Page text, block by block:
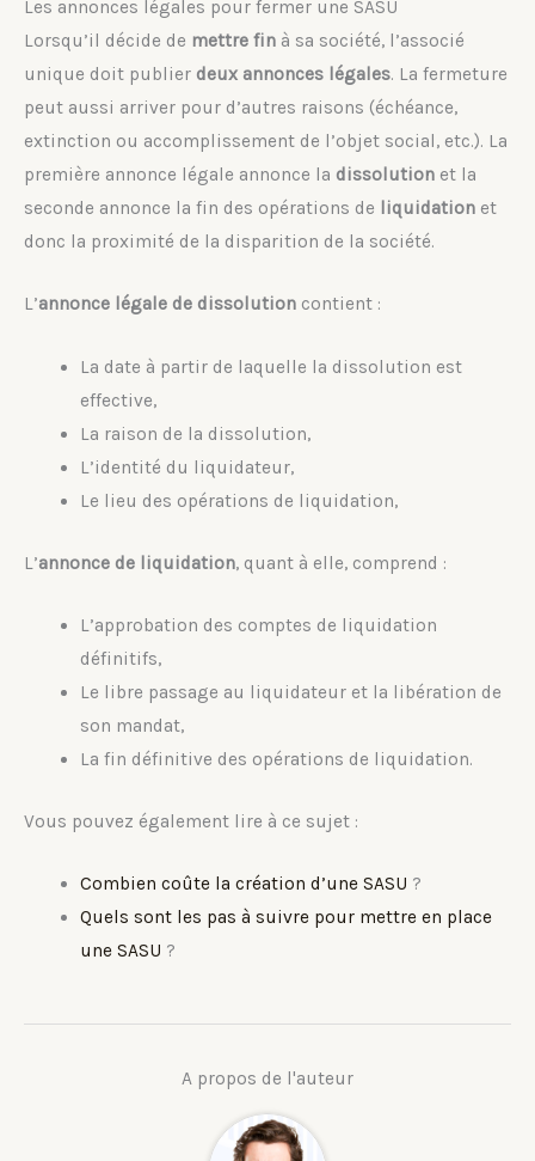
Les annonces légales pour fermer une SASU
Lorsqu’il décide de mettre fin à sa société, l’associé
unique doit publier deux annonces légales. La fermeture
peut aussi arriver pour d’autres raisons (échéance,
extinction ou accomplissement de l’objet social, etc.). La
première annonce légale annonce la dissolution et la
seconde annonce la fin des opérations de liquidation et
donc la proximité de la disparition de la société.
L’annonce légale de dissolution contient :
La date à partir de laquelle la dissolution est
effective,
La raison de la dissolution,
L’identité du liquidateur,
Le lieu des opérations de liquidation,
L’annonce de liquidation, quant à elle, comprend :
L’approbation des comptes de liquidation
définitifs,
Le libre passage au liquidateur et la libération de
son mandat,
La fin définitive des opérations de liquidation.
Vous pouvez également lire à ce sujet :
Combien coûte la création d’une SASU ?
Quels sont les pas à suivre pour mettre en place
une SASU ?
A propos de l'auteur